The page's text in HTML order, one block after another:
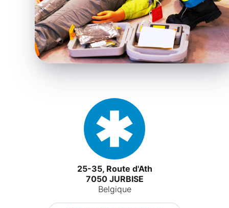
25-35, Route d'Ath
7050 JURBISE
Belgique